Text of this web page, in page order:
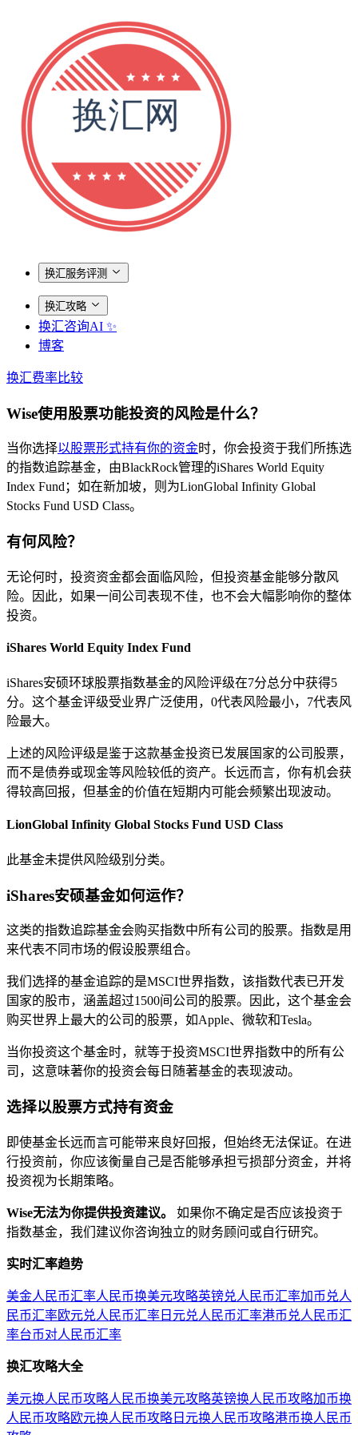
换汇服务评测
换汇攻略
换汇咨询AI ✨
博客
换汇费率比较
Wise使用股票功能投资的风险是什么？
当你选择以股票形式持有你的资金时，你会投资于我们所拣选
的指数追踪基金，由BlackRock管理的iShares World Equity
Index Fund；如在新加坡，则为LionGlobal Infinity Global
Stocks Fund USD Class。
有何风险？
无论何时，投资资金都会面临风险，但投资基金能够分散风
险。因此，如果一间公司表现不佳，也不会大幅影响你的整体
投资。
iShares World Equity Index Fund
iShares安硕环球股票指数基金的风险评级在7分总分中获得5
分。这个基金评级受业界广泛使用，0代表风险最小，7代表风
险最大。
上述的风险评级是鉴于这款基金投资已发展国家的公司股票，
而不是债券或现金等风险较低的资产。长远而言，你有机会获
得较高回报，但基金的价值在短期内可能会频繁出现波动。
LionGlobal Infinity Global Stocks Fund USD Class
此基金未提供风险级别分类。
iShares安硕基金如何运作？
这类的指数追踪基金会购买指数中所有公司的股票。指数是用
来代表不同市场的假设股票组合。
我们选择的基金追踪的是MSCI世界指数，该指数代表已开发
国家的股市，涵盖超过1500间公司的股票。因此，这个基金会
购买世界上最大的公司的股票，如Apple、微软和Tesla。
当你投资这个基金时，就等于投资MSCI世界指数中的所有公
司，这意味著你的投资会每日随著基金的表现波动。
选择以股票方式持有资金
即使基金长远而言可能带来良好回报，但始终无法保证。在进
行投资前，你应该衡量自己是否能够承担亏损部分资金，并将
投资视为长期策略。
Wise无法为你提供投资建议。
如果你不确定是否应该投资于
指数基金，我们建议你咨询独立的财务顾问或自行研究。
实时汇率趋势
美金人民币汇率人民币换美元攻略英镑兑人民币汇率加币兑人
民币汇率欧元兑人民币汇率 日元兑人民币汇率港币兑人民币汇
率台币对人民币汇率
换汇攻略大全
美元换人民币攻略人民币换美元攻略英镑换人民币攻略加币换
人民币攻略欧元换人民币攻略 日元换人民币攻略港币换人民币